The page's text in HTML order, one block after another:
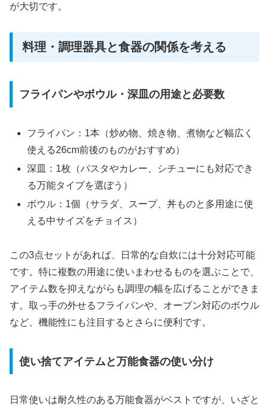
が大切です。
料理・調理器具と食器の関係を考える
フライパンやボウル・深皿の用途と必要数
フライパン：1本（炒め物、焼き物、煮物など幅広く
使える26cm前後のものがおすすめ）
深皿：1枚（パスタやカレー、シチューにも対応でき
る万能タイプを選ぼう）
ボウル：1個（サラダ、スープ、丼ものと多用途に使
える中サイズをチョイス）
この3点セットがあれば、日常的な自炊には十分対応可能
です。特に複数の用途に使いまわせるものを選ぶことで、
アイテム数を抑えながらも調理の幅を広げることができま
す。取っ手の外せるフライパンや、オーブン対応のボウル
など、機能性にも注目するとさらに便利です。
使い捨てアイテムと万能食器の使い分け
日常使いは耐久性のある万能食器がベストですが、いざと